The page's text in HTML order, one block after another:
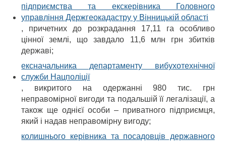
підприємства та екскерівника Головного
управління Держгеокадастру у Вінницькій області
, причетних до розкрадання 17,11 га особливо
цінної землі, що завдало 11,6 млн грн збитків
державі;
ексначальника департаменту вибухотехнічної
служби Нацполіції
, викритого на одержанні 980 тис. грн
неправомірної вигоди та подальшій її легалізації, а
також ще однієї особи – приватного підприємця,
який і надав неправомірну вигоду;
колишнього керівника та посадовців державного